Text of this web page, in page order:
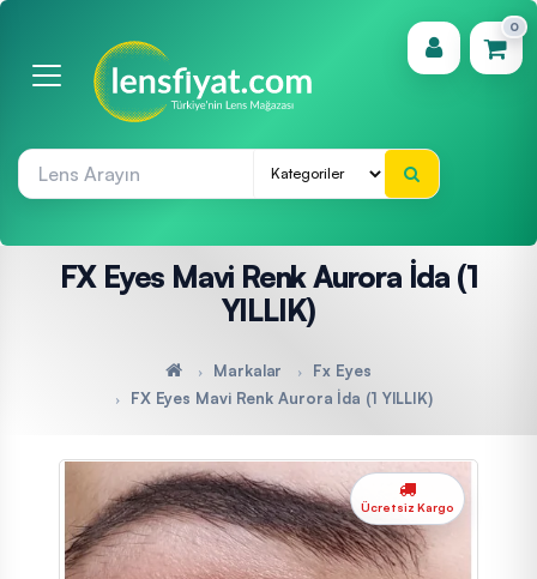
0
(0)
FX Eyes Mavi Renk Aurora İda (1
YILLIK)
Markalar
Fx Eyes
FX Eyes Mavi Renk Aurora İda (1 YILLIK)
Ücretsiz Kargo